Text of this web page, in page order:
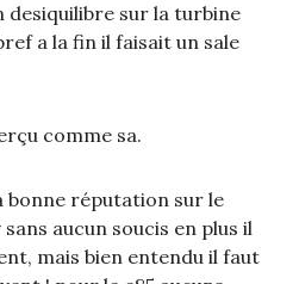
desiquilibre sur la turbine
a la fin il faisait un sale
comme sa.
bonne réputation sur le
aucun soucis en plus il
mais bien entendu il faut